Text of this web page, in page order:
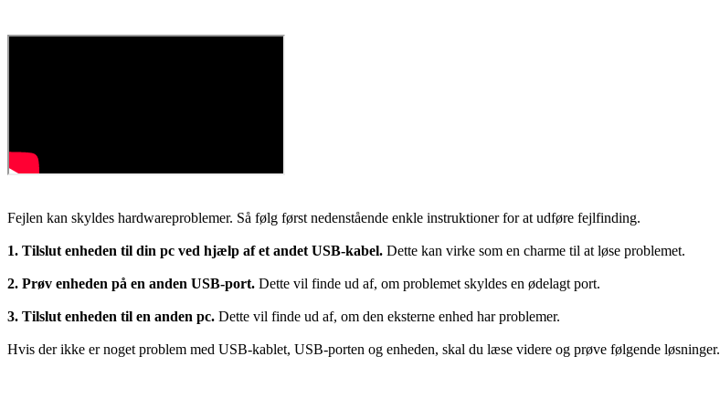
Fejlen kan skyldes hardwareproblemer. Så følg først nedenstående enkle instruktioner for at udføre fejlfinding.
1. Tilslut enheden til din pc ved hjælp af et andet USB-kabel. Dette kan virke som en charme til at løse problemet.
2. Prøv enheden på en anden USB-port. Dette vil finde ud af, om problemet skyldes en ødelagt port.
3. Tilslut enheden til en anden pc. Dette vil finde ud af, om den eksterne enhed har problemer.
Hvis der ikke er noget problem med USB-kablet, USB-porten og enheden, skal du læse videre og prøve følgende løsninger.